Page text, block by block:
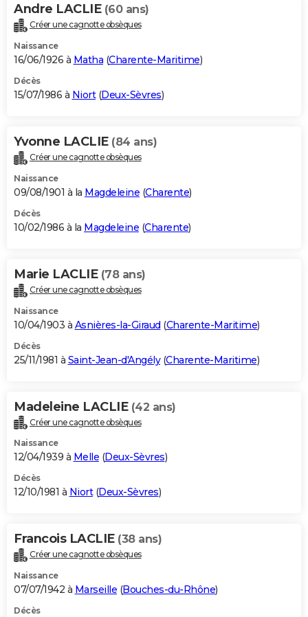
Andre LACLIE (60 ans)
Créer une cagnotte obsèques
Naissance
16/06/1926 à Matha (Charente-Maritime)
Décès
15/07/1986 à Niort(Deux-Sèvres)
Yvonne LACLIE (84 ans)
Créer une cagnotte obsèques
Naissance
09/08/1901 à la Magdeleine (Charente)
Décès
10/02/1986 à la Magdeleine (Charente)
Marie LACLIE (78 ans)
Créer une cagnotte obsèques
Naissance
10/04/1903 à Asnières-la-Giraud (Charente-Maritime)
Décès
25/11/1981 à Saint-Jean-d'Angély(Charente-Maritime)
Madeleine LACLIE (42 ans)
Créer une cagnotte obsèques
Naissance
12/04/1939 à Melle (Deux-Sèvres)
Décès
12/10/1981 à Niort(Deux-Sèvres)
Francois LACLIE (38 ans)
Créer une cagnotte obsèques
Naissance
07/07/1942 à Marseille (Bouches-du-Rhône)
Décès